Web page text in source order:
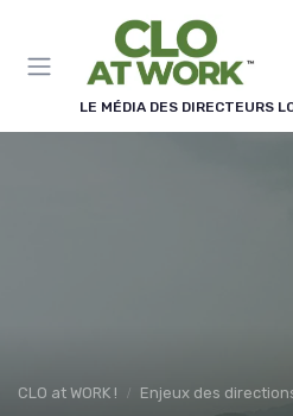
LE MÉDIA DES DIRECTEURS
CLO at WORK ! Enjeux des directions
Panneau de gestion des cookies